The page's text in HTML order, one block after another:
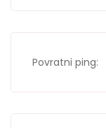
Povratni ping: